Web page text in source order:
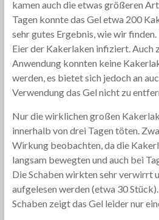
kamen auch die etwas größeren
Tagen konnte das Gel etwa 200
sehr gutes Ergebnis, wie wir
Eier der Kakerlaken infiziert. Auch
Anwendung konnten keine
werden, es bietet sich jedoch an
Verwendung das Gel nicht zu
Nur die wirklichen großen
innerhalb von drei Tagen töten.
Wirkung beobachten, da die
langsam bewegten und auch bei
Die Schaben wirkten sehr verwirrt
aufgelesen werden (etwa 30
Schaben zeigt das Gel leider nur